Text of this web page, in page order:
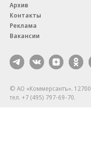
Архив
Контакты
Реклама
Вакансии
© АО «Коммерсантъ».
тел. +7 (495) 797-69-70.